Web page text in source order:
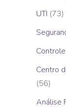
UTI (73)
Centro
(56)
Análise